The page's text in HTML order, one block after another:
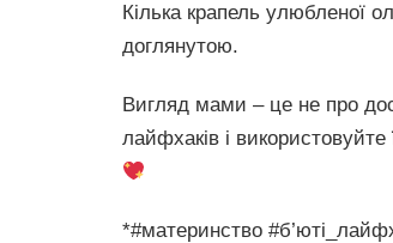
Кілька крапель улюбленої
доглянутою.
Вигляд мами – це не про
лайфхаків і використовуйте
*#материнство